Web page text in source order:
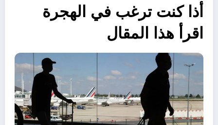
أذا كنت ترغب في الهجرة
اقرأ هذا المقال